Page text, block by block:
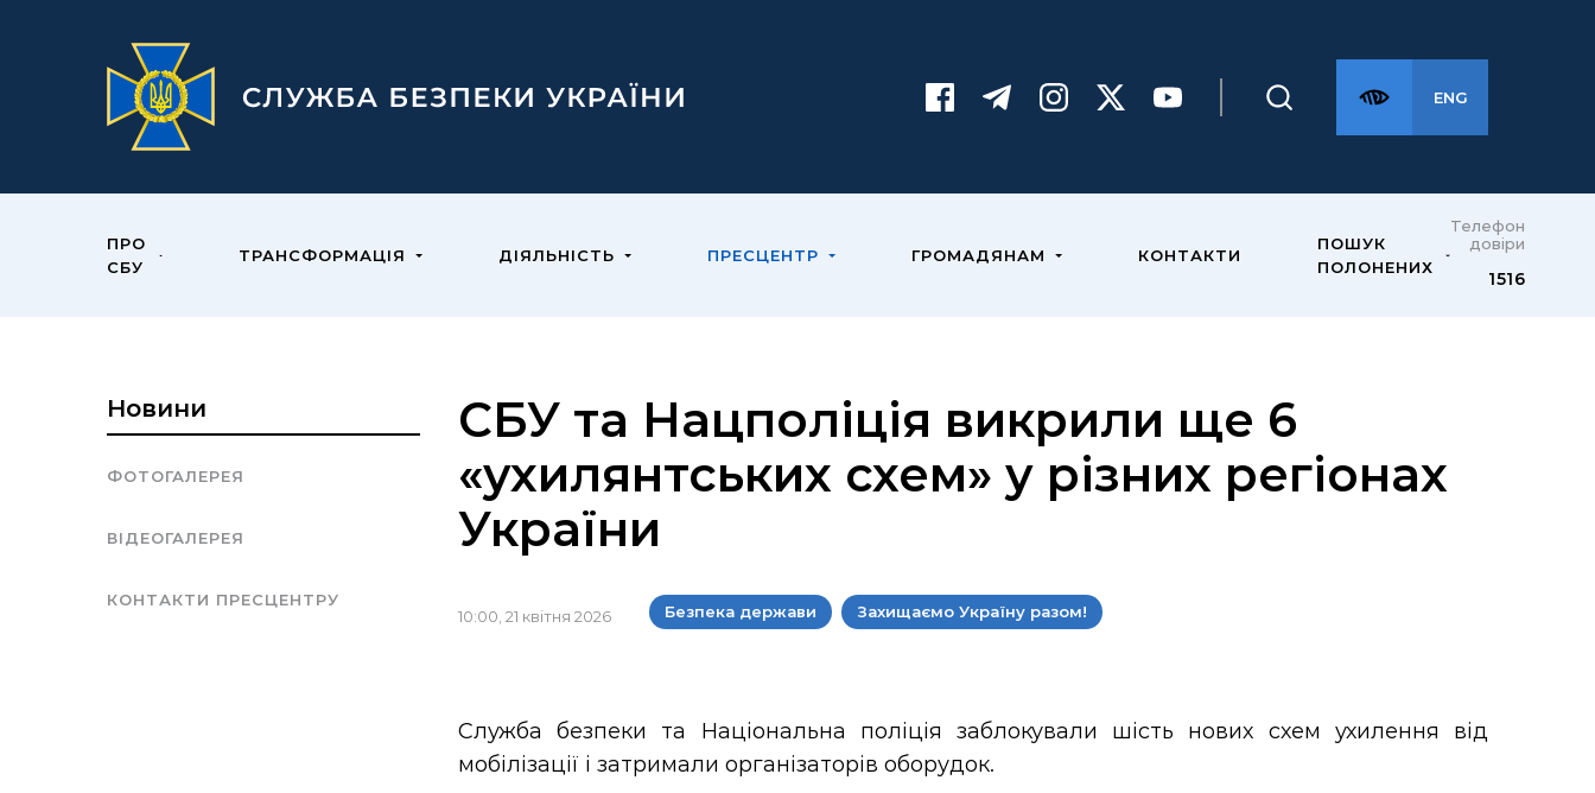
ENG
ПРО
СБУ
ТРАНСФОРМАЦІЯ ДІЯЛЬНІСТЬ ПРЕСЦЕНТР ГРОМАДЯНАМ КОНТАКТИ
ПОШУК
ПОЛОНЕНИХ
Телефон
довіри
1516
Новини
ФОТОГАЛЕРЕЯ
ВІДЕОГАЛЕРЕЯ
КОНТАКТИ ПРЕСЦЕНТРУ
СБУ та Нацполіція викрили ще 6
«ухилянтських схем» у різних регіонах
України
10:00, 21 квітня 2026 Безпека держави Захищаємо Україну разом!
Служба безпеки та Національна поліція заблокували шість нових схем ухилення від
мобілізації і затримали організаторів оборудок.